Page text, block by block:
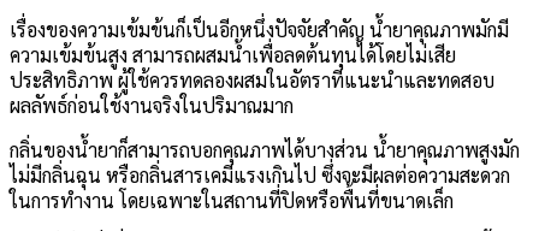
เรื่องของความเข้มข้นก็เป็นอีกหนึ่งปัจจัยสำคัญ น้ำยาคุณภาพมักมี
ความเข้มข้นสูง สามารถผสมน้ำเพื่อลดต้นทุนได้โดยไม่เสีย
ประสิทธิภาพ ผู้ใช้ควรทดลองผสมในอัตราที่แนะนำและทดสอบ
ผลลัพธ์ก่อนใช้งานจริงในปริมาณมาก
กลิ่นของน้ำยาก็สามารถบอกคุณภาพได้บางส่วน น้ำยาคุณภาพสูงมัก
ไม่มีกลิ่นฉุน หรือกลิ่นสารเคมีแรงเกินไป ซึ่งจะมีผลต่อความสะดวก
ในการทำงาน โดยเฉพาะในสถานที่ปิดหรือพื้นที่ขนาดเล็ก